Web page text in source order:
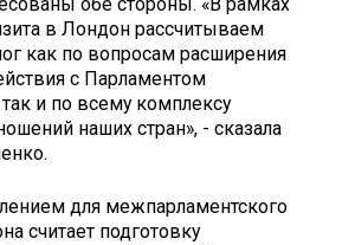
в Лондон рассчитываем
как по вопросам расширения
с Парламентом
и по всему комплексу
наших стран», - сказала
для межпарламентского
считает подготовку